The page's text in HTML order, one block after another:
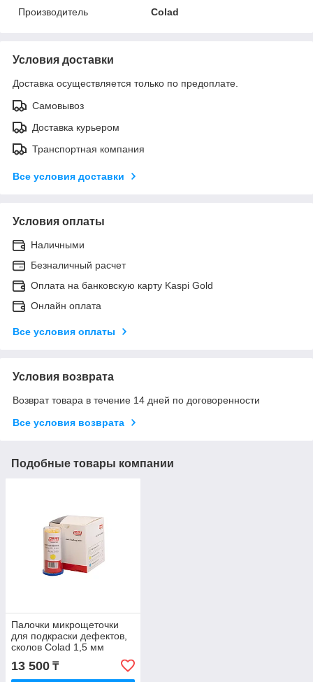
Производитель
Colad
Условия доставки
Доставка осуществляется только по предоплате.
Самовывоз
Доставка курьером
Транспортная компания
Все условия доставки
Условия оплаты
Наличными
Безналичный расчет
Оплата на банковскую карту Kaspi Gold
Онлайн оплата
Все условия оплаты
Условия возврата
Возврат товара в течение 14 дней по договоренности
Все условия возврата
Подобные товары компании
Палочки микрощеточки
для подкраски дефектов,
сколов Colad 1,5 мм
диаметр (100 шт)
13 500 ₸